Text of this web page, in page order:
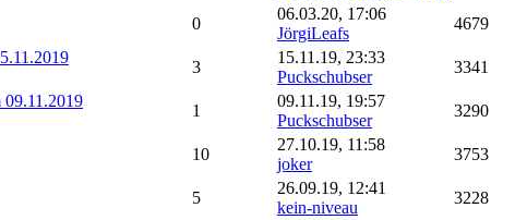
0
06.03.20, 17:06
JörgiLeafs
4679
3
15.11.19, 23:33
Puckschubser
3341
09.11.2019
1
09.11.19, 19:57
Puckschubser
3290
10
27.10.19, 11:58
joker
3753
5
26.09.19, 12:41
kein-niveau
3228